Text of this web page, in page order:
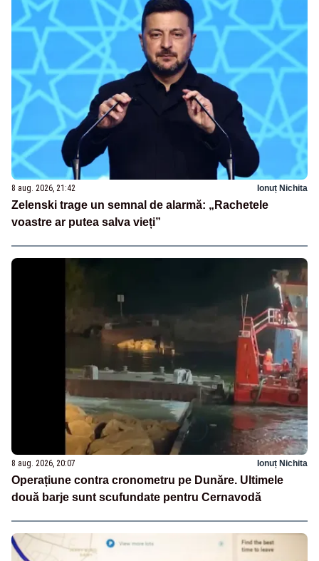
8 aug. 2026, 21:42 Ionuț Nichita
Zelenski trage un semnal de alarmă: „Rachetele
voastre ar putea salva vieți”
8 aug. 2026, 20:07 Ionuț Nichita
Operațiune contra cronometru pe Dunăre. Ultimele
două barje sunt scufundate pentru Cernavodă